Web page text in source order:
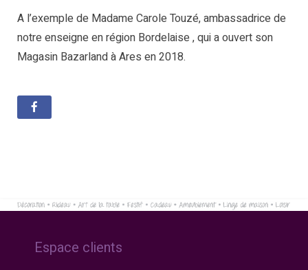
A l’exemple de Madame Carole Touzé, ambassadrice de
notre enseigne en région Bordelaise , qui a ouvert son
Magasin Bazarland à Ares en 2018.
Espace clients